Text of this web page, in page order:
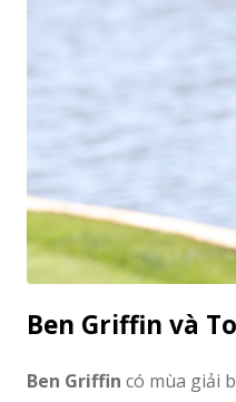
Ben Griffin và
Ben Griffin có mùa giải